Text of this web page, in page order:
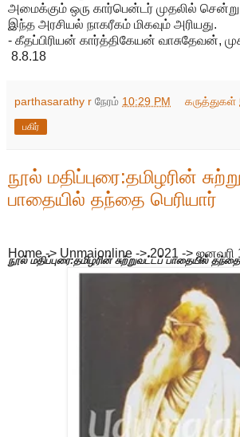
அமைக்கும் ஒரு கார்பென்டர் முதலில்
இந்த அரசியல் நாகரீகம் மிகவும் அரியது.
- கீதப்பிரியன் கார்த்திகேயன் வாசுதேவன்,
8.8.18
parthasarathy r நேரம் 10:29 PM
பகிர்
நூல் மதிப்புரை:தமிழரின்
பாதையில் தந்தை பெரியார்
Home -> Unmaionline -> 2021 -> ஜனவரி
நூல் மதிப்புரை:தமிழரின் சுற்றுவட்டப் பாதையில் தந்தை